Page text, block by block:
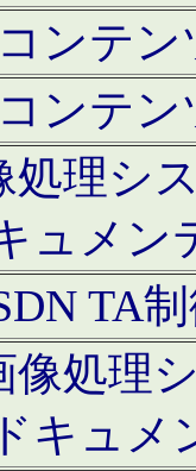
ンテ
ンテ
処理シ
ュメン
TA
像処理
キュメ